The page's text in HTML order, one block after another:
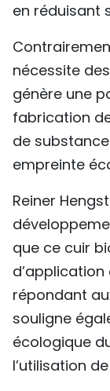
en réduisant
nécessite
génère une
fabrication
de
empreinte
Reiner
que ce cuir
répondant
souligne
écologique
l’utilisation